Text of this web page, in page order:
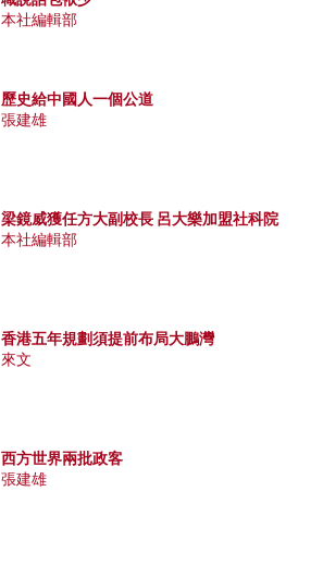
本社編輯部
歷史給中國人一個公道
張建雄
梁鏡威獲任方大副校長 呂大樂加盟社科院
本社編輯部
香港五年規劃須提前布局大鵬灣
來文
西方世界兩批政客
張建雄